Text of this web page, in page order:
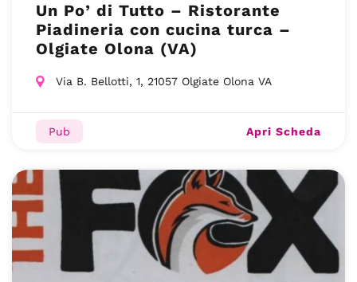
Un Po’ di Tutto – Ristorante
Piadineria con cucina turca –
Olgiate Olona (VA)
Via B. Bellotti, 1, 21057 Olgiate Olona VA
Pub Apri Scheda